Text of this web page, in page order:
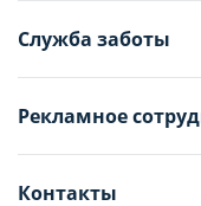
Служба заботы
+375 33 376-13-70
editor@domovita.by
Рекламное
kb@domovita.by
Контакты